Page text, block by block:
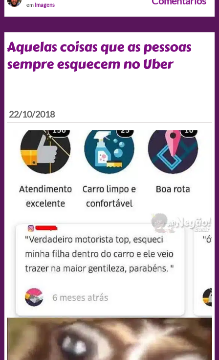
em Imagens
Aquelas coisas que as pessoas
sempre esquecem no Uber
22/10/2018